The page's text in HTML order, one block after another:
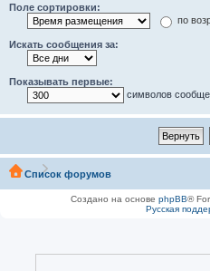
Поле сортировки:
по
Искать сообщения за:
Показывать первые:
символов
Список форумов
Создано на основе phpBB®
Русская